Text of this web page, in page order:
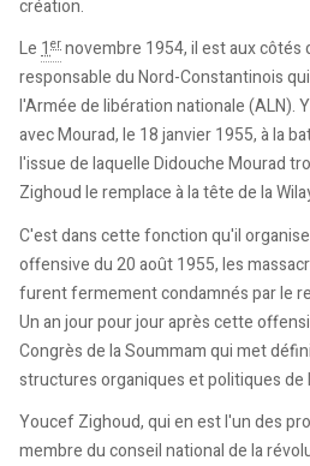
création.
Le 1er novembre 1954, il est aux côtés
responsable du Nord-Constantinois
l'Armée de libération nationale (ALN).
avec Mourad, le 18 janvier 1955, à la
l'issue de laquelle Didouche Mourad
Zighoud le remplace à la tête de la
C'est dans cette fonction qu'il
offensive du 20 août 1955, les
furent fermement condamnés par le
Un an jour pour jour après cette
Congrès de la Soummam qui met
structures organiques et politiques de
Youcef Zighoud, qui en est l'un des
membre du conseil national de la